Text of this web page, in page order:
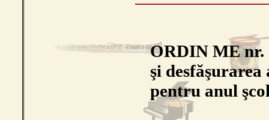
ORDIN ME nr.
şi
pentru anul